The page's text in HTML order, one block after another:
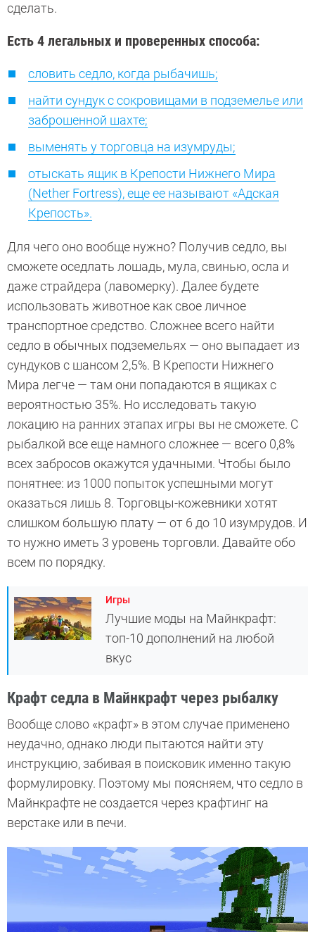
сделать.
Есть 4 легальных и проверенных способа:
словить седло, когда рыбачишь;
найти сундук с сокровищами в подземелье или
заброшенной шахте;
выменять у торговца на изумруды;
отыскать ящик в Крепости Нижнего Мира
(Nether Fortress), еще ее называют «Адская
Крепость».
Для чего оно вообще нужно? Получив седло, вы
сможете оседлать лошадь, мула, свинью, осла и
даже страйдера (лавомерку). Далее будете
использовать животное как свое личное
транспортное средство. Сложнее всего найти
седло в обычных подземельях — оно выпадает из
сундуков с шансом 2,5%. В Крепости Нижнего
Мира легче — там они попадаются в ящиках с
вероятностью 35%. Но исследовать такую
локацию на ранних этапах игры вы не сможете. С
рыбалкой все еще намного сложнее — всего 0,8%
всех забросов окажутся удачными. Чтобы было
понятнее: из 1000 попыток успешными могут
оказаться лишь 8. Торговцы-кожевники хотят
слишком большую плату — от 6 до 10 изумрудов. И
то нужно иметь 3 уровень торговли. Давайте обо
всем по порядку.
Игры
Лучшие моды на Майнкрафт:
топ-10 дополнений на любой
вкус
Крафт седла в Майнкрафт через рыбалку
Вообще слово «крафт» в этом случае применено
неудачно, однако люди пытаются найти эту
инструкцию, забивая в поисковик именно такую
формулировку. Поэтому мы поясняем, что седло в
Майнкрафте не создается через крафтинг на
верстаке или в печи.